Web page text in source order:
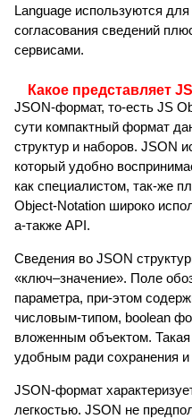
Language используются
согласования сведений
сервисами.
Какое представляет
JSON-формат, то-есть JS
сути компактный формат
структур и наборов. JSON
который удобно
как специалистом, так-же
Object-Notation широко
а-также API.
Сведения во JSON
«ключ–значение». Поле
параметра, при-этом
числовым-типом, boolean
вложенным объектом.
удобным ради сохранения
JSON-формат
легкостью. JSON не